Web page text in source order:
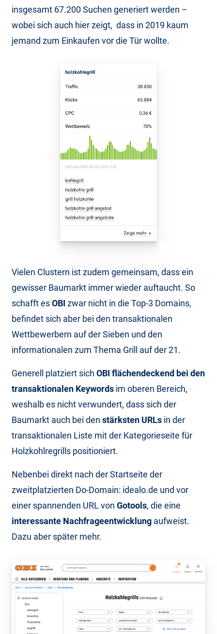
insgesamt 67.200 Suchen generiert werden –
wobei sich auch hier zeigt, dass in 2019 kaum
jemand zum Einkaufen vor die Tür wollte.
Vielen Clustern ist zudem gemeinsam, dass ein
gewisser Baumarkt immer wieder auftaucht. So
schafft esOBI zwar nicht in die Top-3 Domains,
befindet sich aber bei den transaktionalen
Wettbewerbern auf der Sieben und den
informationalen zum Thema Grill auf der 21.
Generell platziert sich OBI flächendeckend bei den
transaktionalen Keywords im oberen Bereich,
weshalb es nicht verwundert, dass sich der
Baumarkt auch bei den stärksten URLs in der
transaktionalen Liste mit der Kategorieseite für
Holzkohlregrills positioniert.
Nebenbei direkt nach der Startseite der
zweitplatzierten Do-Domain: idealo.de und vor
einer spannenden URL von Gotools, die eine
interessante Nachfrageentwicklung aufweist.
Dazu aber später mehr.